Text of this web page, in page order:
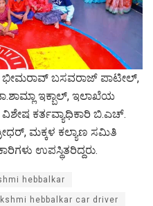
ಭೀಮರಾವ್ ಬಸವರಾಜ್ ಪಾಟೀಲ್,
ಇಕ್ಬಾಲ್, ಇಲಾಖೆಯ
ಕರ್ತವ್ಯಾಧಿಕಾರಿ‌ ಬಿ.ಎಚ್.
ಮಕ್ಕಳ ಕಲ್ಯಾಣ ಸಮಿತಿ
ಉಪಸ್ಥಿತರಿದ್ದರು.
hebbalkar
hebbalkar car driver